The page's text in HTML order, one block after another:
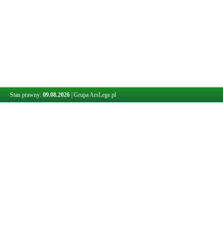
Stan prawny: 09.08.2026 Grupa ArsLege.pl